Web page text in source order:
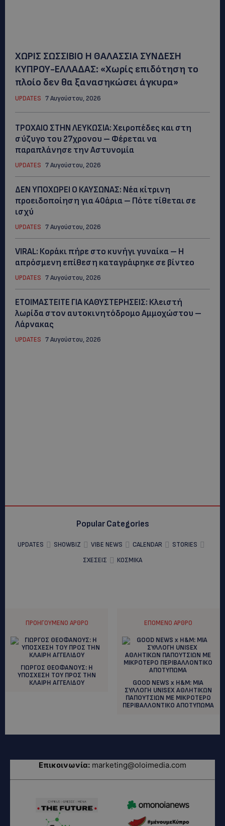
ΧΩΡΙΣ ΣΩΣΣΙΒΙΟ Η ΘΑΛΑΣΣΙΑ ΣΥΝΔΕΣΗ
ΚΥΠΡΟΥ-ΕΛΛΑΔΑΣ: «Χωρίς επιδότηση το
πλοίο δεν θα ξανασηκώσει άγκυρα»
UPDATES 7 Αυγούστου, 2026
ΤΡΟΧΑΙΟ ΣΤΗΝ ΛΕΥΚΩΣΙΑ: Χειροπέδες και στη
σύζυγο του 27χρονου – Φέρεται να
παραπλάνησε την Αστυνομία
UPDATES 7 Αυγούστου, 2026
ΔΕΝ ΥΠΟΧΩΡΕΙ Ο ΚΑΥΣΩΝΑΣ: Νέα κίτρινη
προειδοποίηση για 40άρια – Πότε τίθεται σε
ισχύ
UPDATES 7 Αυγούστου, 2026
VIRAL: Κοράκι πήρε στο κυνήγι γυναίκα – Η
απρόσμενη επίθεση καταγράφηκε σε βίντεο
UPDATES 7 Αυγούστου, 2026
ΕΤΟΙΜΑΣΤΕΙΤΕ ΓΙΑ ΚΑΘΥΣΤΕΡΗΣΕΙΣ: Κλειστή
λωρίδα στον αυτοκινητόδρομο Αμμοχώστου –
Λάρνακας
UPDATES 7 Αυγούστου, 2026
Popular Categories
UPDATES SHOWBIZ VIBE NEWS CALENDAR
STORIES
ΣΧΕΣΕΙΣ
ΚΟΣΜΙΚΑ
ΠΡΟΗΓΟΎΜΕΝΟ ΆΡΘΡΟ
ΓΙΩΡΓΟΣ ΘΕΟΦΑΝΟΥΣ: Η
ΥΠΟΣΧΕΣΗ ΤΟΥ ΠΡΟΣ ΤΗΝ
ΚΛΑΙΡΗ ΑΓΓΕΛΙΔΟΥ
ΕΠΌΜΕΝΟ ΆΡΘΡΟ
GOOD NEWS x H&M: ΜΙΑ
ΣΥΛΛΟΓΗ UNISEX ΑΘΛΗΤΙΚΩΝ
ΠΑΠΟΥΤΣΙΩΝ ΜΕ ΜΙΚΡΟΤΕΡΟ
ΠΕΡΙΒΑΛΛΟΝΤΙΚΟ ΑΠΟΤΥΠΩΜΑ
Επικοινωνία: marketing@oloimedia.com